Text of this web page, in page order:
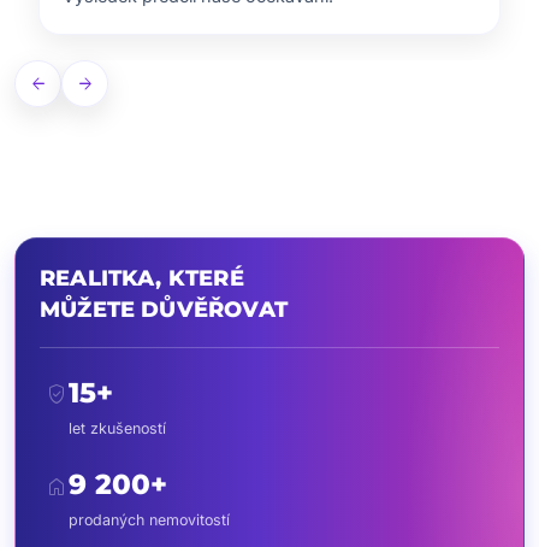
arrow_back arrow_forward
REALITKA, KTERÉ
MŮŽETE DŮVĚŘOVAT
verified_user15+
let zkušeností
home9 200+
prodaných nemovitostí